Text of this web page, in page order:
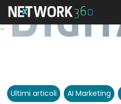
Ultimi articoli AI Marketing